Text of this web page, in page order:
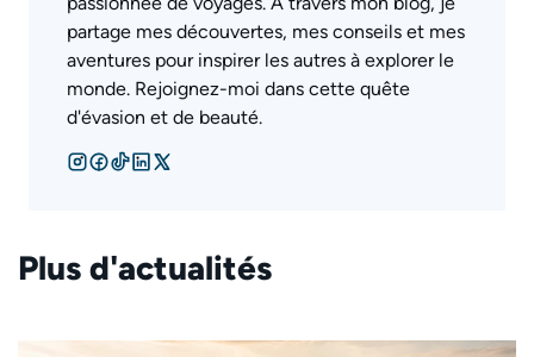
partage mes découvertes, mes conseils et mes
aventures pour inspirer les autres à explorer le
monde. Rejoignez-moi dans cette quête
d'évasion et de beauté.
Plus d'actualités